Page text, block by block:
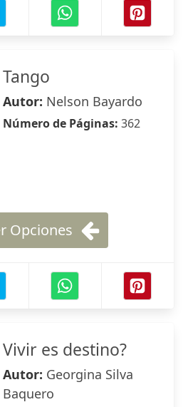
Tango
Autor: Nelson Bayardo
Número de Páginas: 362
Opciones
Vivir es destino?
Autor: Georgina Silva
Baquero